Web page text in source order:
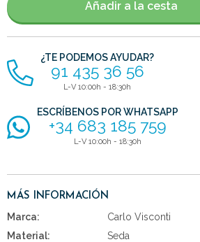
Añadir a la cesta
¿TE PODEMOS AYUDAR?
91 435 36 56
L-V 10:00h - 18:30h
ESCRÍBENOS POR WHATSAPP
+34 683 185 759
L-V 10:00h - 18:30h
MÁS INFORMACIÓN
Marca:
Carlo Visconti
Material:
Seda